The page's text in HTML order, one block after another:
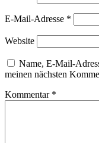
E-Mail-Adresse *
Website
Name, E-Mail-
meinen nächsten
Kommentar *